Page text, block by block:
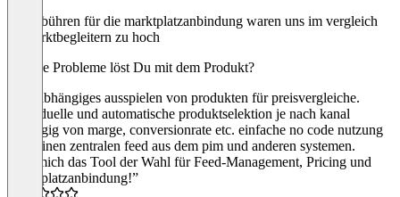
die gebühren für die marktplatzanbindung waren uns im vergleich
zu marktbegleitern zu hoch
Welche Probleme löst Du mit dem Produkt?
kanalabhängiges ausspielen von produkten für preisvergleiche.
individuelle und automatische produktselektion je nach kanal
abhängig von marge, conversionrate etc. einfache no code nutzung
über einen zentralen feed aus dem pim und anderen systemen.
“Für mich das Tool der Wahl für Feed-Management, Pricing und
Marktplatzanbindung!”